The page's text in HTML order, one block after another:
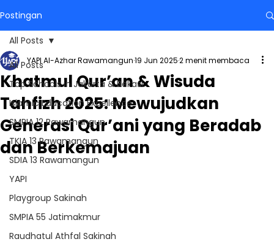
Postingan
All Posts
Top Schools in Jakarta & Bekasi
Islamic Education Excellence
SMPIA 12 Rawamangun
TKIA 13 Rawamangun
SDIA 13 Rawamangun
YAPI
Playgroup Sakinah
SMPIA 55 Jatimakmur
Raudhatul Athfal Sakinah
All Posts
Khatmul Qur’an & Wisuda
Tahfizh 2025: Mewujudkan
Generasi Qur’ani yang Beradab
dan Berkemajuan
YAPI Al-Azhar Rawamangun19 Jun 20252 menit membaca